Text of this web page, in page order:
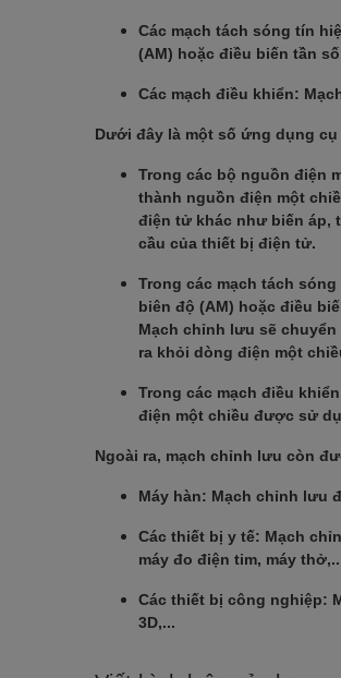
Các mạch tách sóng tín
(AM) hoặc điều biến tần số
Các mạch điều khiển:
Dưới đây là một số ứng dụng
Trong các bộ nguồn điện
thành nguồn điện một
điện tử khác như biến áp,
cầu của thiết bị điện tử.
Trong các mạch tách
biên độ (AM) hoặc điều
Mạch chỉnh lưu sẽ
ra khỏi dòng điện một
Trong các mạch điều
điện một chiều được sử
Ngoài ra, mạch chỉnh lưu còn
Máy hàn: Mạch chỉnh lưu
Các thiết bị y tế: Mạch
máy đo điện tim, máy
Các thiết bị công nghiệp:
3D,...